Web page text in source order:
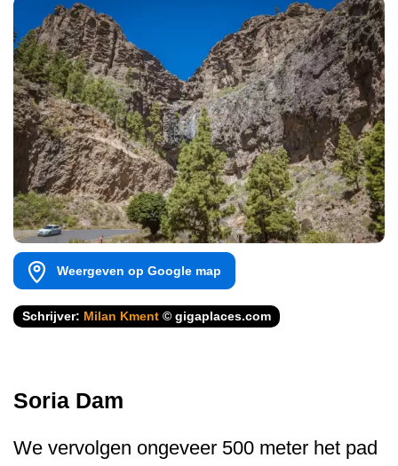
Weergeven op Google map
Schrijver: Milan Kment © gigaplaces.com
Soria Dam
We vervolgen ongeveer 500 meter het pad